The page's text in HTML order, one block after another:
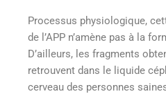
Processus physiologique,
de l’APP n’amène pas à la
D’ailleurs, les fragments
retrouvent dans le liquide
cerveau des personnes